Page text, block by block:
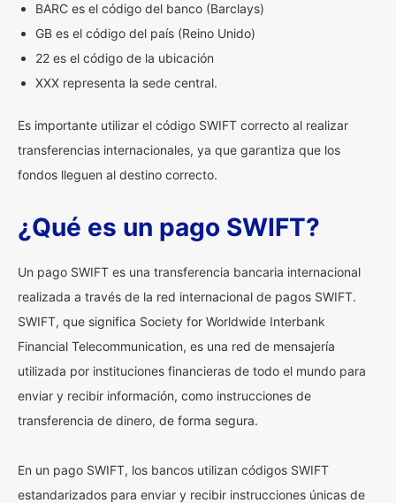
BARC es el código del banco (Barclays)
GB es el código del país (Reino Unido)
22 es el código de la ubicación
XXX representa la sede central.
Es importante utilizar el código SWIFT correcto al realizar
transferencias internacionales, ya que garantiza que los
fondos lleguen al destino correcto.
¿Qué es un pago SWIFT?
Un pago SWIFT es una transferencia bancaria internacional
realizada a través de la red internacional de pagos SWIFT.
SWIFT, que significa Society for Worldwide Interbank
Financial Telecommunication, es una red de mensajería
utilizada por instituciones financieras de todo el mundo para
enviar y recibir información, como instrucciones de
transferencia de dinero, de forma segura.
En un pago SWIFT, los bancos utilizan códigos SWIFT
estandarizados para enviar y recibir instrucciones únicas de